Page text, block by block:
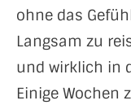
ohne das
Langsam zu
und wirklich in
Einige Wochen